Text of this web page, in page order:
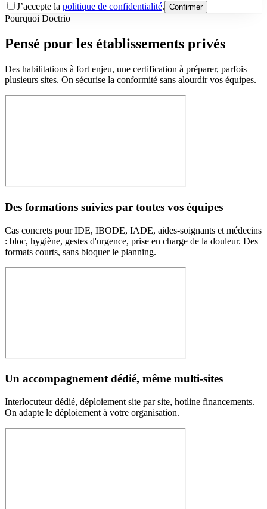
J’accepte la politique de confidentialité. Confirmer
Pourquoi Doctrio
Pensé pour les établissements privés
Des habilitations à fort enjeu, une certification à préparer, parfois
plusieurs sites. On sécurise la conformité sans alourdir vos équipes.
Des formations suivies par toutes vos équipes
Cas concrets pour IDE, IBODE, IADE, aides-soignants et médecins
: bloc, hygiène, gestes d'urgence, prise en charge de la douleur. Des
formats courts, sans bloquer le planning.
Un accompagnement dédié, même multi-sites
Interlocuteur dédié, déploiement site par site, hotline financements.
On adapte le déploiement à votre organisation.